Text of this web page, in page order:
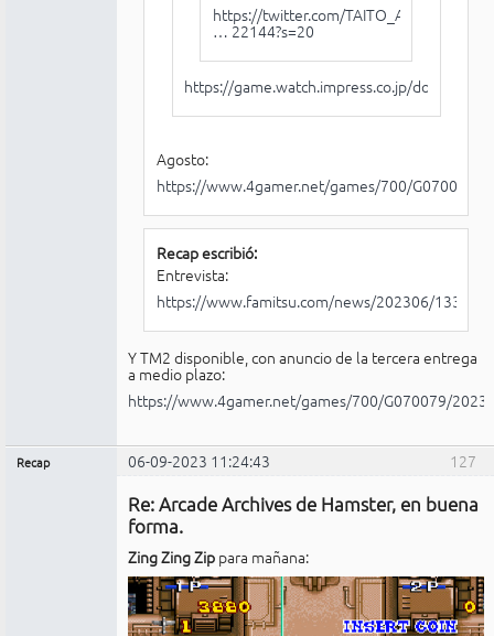
https://twitter.com/TAITO_Apps/status/1
… 22144?s=20
https://game.watch.impress.co.jp/docs/
Agosto:
https://www.4gamer.net/games/700/G070079/
Recap escribió:
Entrevista:
https://www.famitsu.com/news/202306/
Y TM2 disponible, con anuncio de la tercera entrega
a medio plazo:
https://www.4gamer.net/games/700/G070079/
127
Recap 06-09-2023 11:24:43
Re: Arcade Archives de Hamster, en buena
forma.
Zing Zing Zip para mañana: